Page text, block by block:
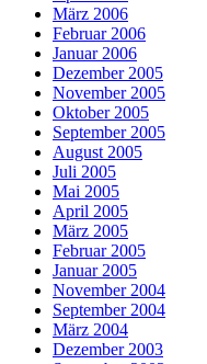
März 2006
Februar 2006
Januar 2006
Dezember 2005
November 2005
Oktober 2005
September 2005
August 2005
Juli 2005
Mai 2005
April 2005
März 2005
Februar 2005
Januar 2005
November 2004
September 2004
März 2004
Dezember 2003